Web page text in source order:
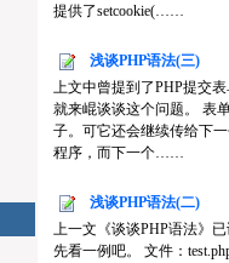
提供了setcookie(……
浅谈PHP语法(三)
上文中曾提到了PHP提交
就来崐谈谈这个问题。 表
子。可它还会继续传给下
程序，而下一个……
浅谈PHP语法(二)
上一文《谈谈PHP语法》
先看一例吧。 文件：